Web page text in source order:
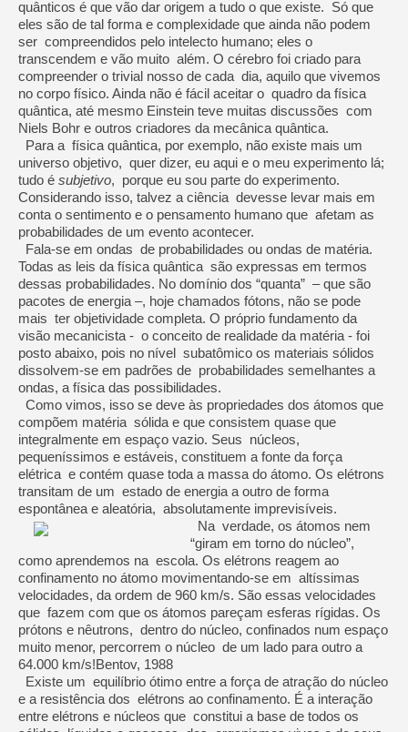
quânticos é que vão dar origem a tudo o que existe. Só que
eles são de tal forma e complexidade que ainda não podem
ser compreendidos pelo intelecto humano; eles o
transcendem e vão muito além. O cérebro foi criado para
compreender o trivial nosso de cada dia, aquilo que vivemos
no corpo físico. Ainda não é fácil aceitar o quadro da física
quântica, até mesmo Einstein teve muitas discussões com
Niels Bohr e outros criadores da mecânica quântica.
Para a física quântica, por exemplo, não existe mais um
universo objetivo, quer dizer, eu aqui e o meu experimento lá;
tudo é subjetivo, porque eu sou parte do experimento.
Considerando isso, talvez a ciência devesse levar mais em
conta o sentimento e o pensamento humano que afetam as
probabilidades de um evento acontecer.
Fala-se em ondas de probabilidades ou ondas de matéria.
Todas as leis da física quântica são expressas em termos
dessas probabilidades. No domínio dos “quanta” – que são
pacotes de energia –, hoje chamados fótons, não se pode
mais ter objetividade completa. O próprio fundamento da
visão mecanicista - o conceito de realidade da matéria - foi
posto abaixo, pois no nível subatômico os materiais sólidos
dissolvem-se em padrões de probabilidades semelhantes a
ondas, a física das possibilidades.
Como vimos, isso se deve às propriedades dos átomos que
compõem matéria sólida e que consistem quase que
integralmente em espaço vazio. Seus núcleos,
pequeníssimos e estáveis, constituem a fonte da força
elétrica e contém quase toda a massa do átomo. Os elétrons
transitam de um estado de energia a outro de forma
espontânea e aleatória, absolutamente imprevisíveis.
Na verdade, os átomos nem
“giram em torno do núcleo”,
como aprendemos na escola. Os elétrons reagem ao
confinamento no átomo movimentando-se em altíssimas
velocidades, da ordem de 960 km/s. São essas velocidades
que fazem com que os átomos pareçam esferas rígidas. Os
prótons e nêutrons, dentro do núcleo, confinados num espaço
muito menor, percorrem o núcleo de um lado para outro a
64.000 km/s!Bentov, 1988
Existe um equilíbrio ótimo entre a força de atração do núcleo
e a resistência dos elétrons ao confinamento. É a interação
entre elétrons e núcleos que constitui a base de todos os